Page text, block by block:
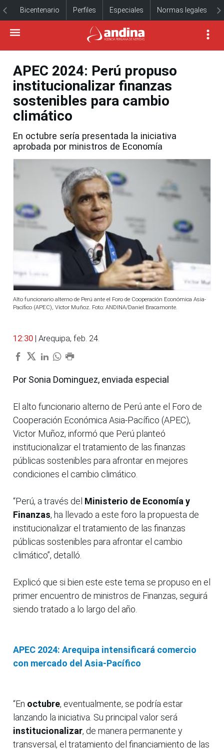
Bicentenario Perfiles Especiales Normas legales
APEC 2024: Perú propuso
institucionalizar finanzas
sostenibles para cambio
climático
En octubre sería presentada la iniciativa
aprobada por ministros de Economía
Alto funcionario alterno de Perú ante el Foro de Cooperación Económica Asia-
Pacífico (APEC), Víctor Muñoz. Foto: ANDINA/Daniel Bracamonte.
12:30 | Arequipa, feb. 24.
Por Sonia Dominguez, enviada especial
El alto funcionario alterno de Perú ante el Foro de
Cooperación Económica Asia-Pacífico (APEC),
Victor Muñoz, informó que Perú planteó
institucionalizar el tratamiento de las finanzas
públicas sostenibles para afrontar en mejores
condiciones el cambio climático.
“Perú, a través del Ministerio de Economía y
Finanzas, ha llevado a este foro la propuesta de
institucionalizar el tratamiento de las finanzas
públicas sostenibles para afrontar el cambio
climático”, detalló.
Explicó que si bien este este tema se propuso en el
primer encuentro de ministros de Finanzas, seguirá
siendo tratado a lo largo del año.
APEC 2024: Arequipa intensificará comercio
con mercado del Asia-Pacífico
“En octubre, eventualmente, se podría estar
lanzando la iniciativa. Su principal valor será
institucionalizar, de manera permanente y
transversal, el tratamiento del financiamiento de las